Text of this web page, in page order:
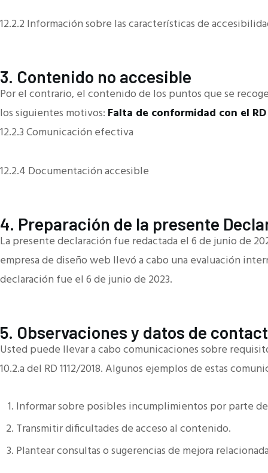
12.2.2 Información sobre las características de
3. Contenido no accesible
Por el contrario, el contenido de los puntos que se
los siguientes motivos: Falta de conformidad con el RD
12.2.3 Comunicación efectiva
12.2.4 Documentación accesible
4. Preparación de la presente
La presente declaración fue redactada el 6 de junio de
empresa de diseño web llevó a cabo una evaluación
declaración fue el 6 de junio de 2023.
5. Observaciones y datos de
Usted puede llevar a cabo comunicaciones sobre
10.2.a del RD 1112/2018. Algunos ejemplos de estas
Informar sobre posibles incumplimientos por parte
Transmitir dificultades de acceso al contenido.
Plantear consultas o sugerencias de mejora